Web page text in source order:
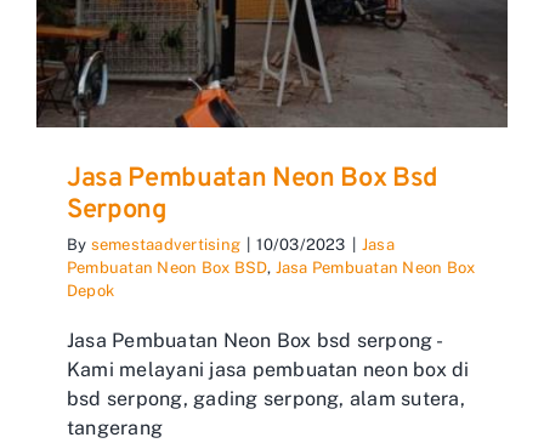
Jasa Pembuatan Neon Box Bsd
Serpong
By semestaadvertising 10/03/2023
Jasa
Pembuatan Neon Box BSD, Jasa Pembuatan Neon Box
Depok
Jasa Pembuatan Neon Box bsd serpong -
Kami melayani jasa pembuatan neon box di
bsd serpong, gading serpong, alam sutera,
tangerang